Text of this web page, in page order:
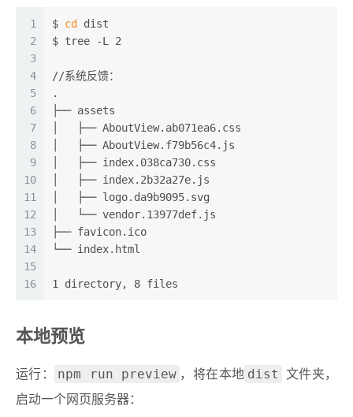
1
2
3
4
5
6
7
8
9
10
11
12
13
14
15
16
$ cd
dist
$ tree -L 2
//系统反馈：
.
├── assets
│   ├── AboutView.ab071ea6.css
│   ├── AboutView.f79b56c4.js
│   ├── index.038ca730.css
│   ├── index.2b32a27e.js
│   ├── logo.da9b9095.svg
│   └── vendor.13977def.js
├── favicon.ico
└── index.html
1 directory, 8 files
本地预览
运行： npm run preview ，将在本地 dist
文件夹，
启动一个网页服务器：